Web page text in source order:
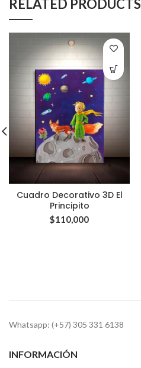
RELATED PRODUCTS
Cuadro Decorativo 3D El
Principito
$110,000
Whatsapp: (+57) 305 331 6138
INFORMACIÓN